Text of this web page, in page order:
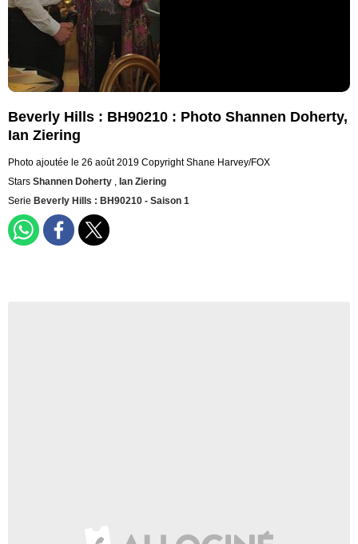
Beverly Hills : BH90210 : Photo Shannen Doherty,
Ian Ziering
Photo ajoutée le 26 août 2019 Copyright Shane Harvey/FOX
Stars Shannen Doherty , Ian Ziering
Serie Beverly Hills : BH90210 - Saison 1